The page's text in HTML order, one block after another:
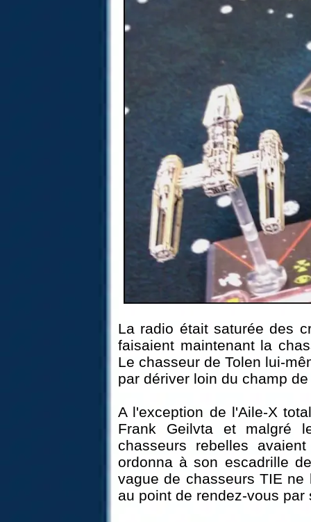
La radio était saturée des
faisaient maintenant la
Le chasseur de Tolen lui-
par dériver loin du champ
A l'exception de l'Aile-X
Frank Geilvta et malgré
chasseurs rebelles
ordonna à son escadrille
vague de chasseurs TIE
au point de rendez-vous